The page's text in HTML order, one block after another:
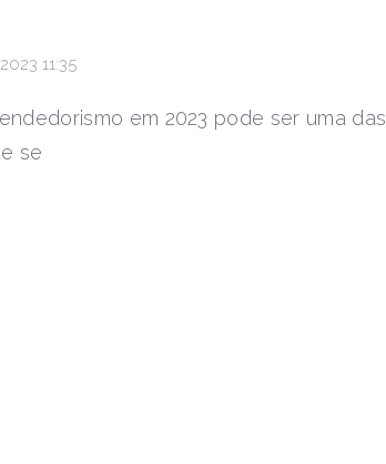
11:35
em 2023 pode ser uma das
se